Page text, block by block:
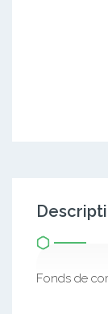
Fonds de